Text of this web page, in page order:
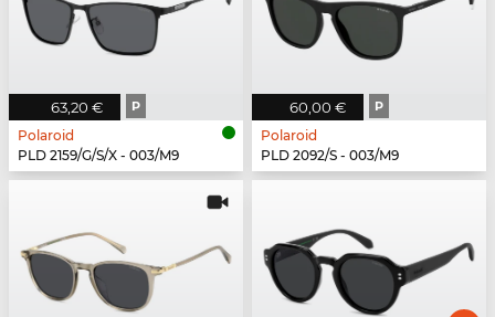
63,20 € P
Polaroid
PLD 2159/G/S/X - 003/M9
60,00 € P
Polaroid
PLD 2092/S - 003/M9